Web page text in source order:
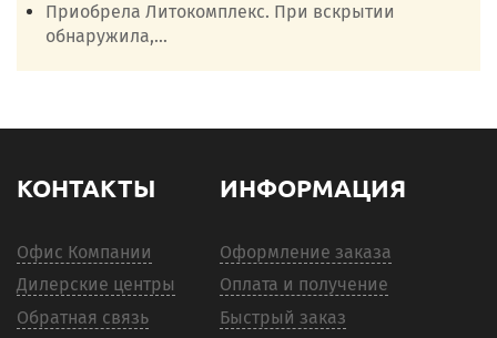
Приобрела Литокомплекс. При вскрытии
обнаружила,...
КОНТАКТЫ
Офис Компании
Дилерские центры
Обратная связь
ИНФОРМАЦИЯ
Оформление заказа
Оплата и получение
Быстрый заказ